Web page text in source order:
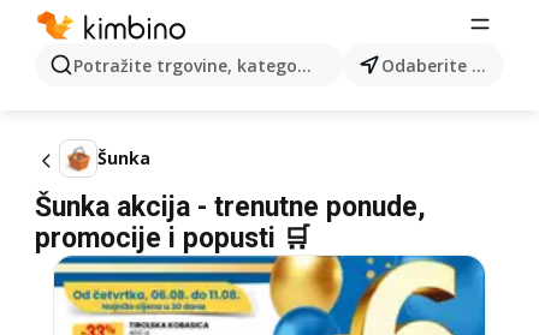
Potražite trgovine, kategorije, proizvode... Odaberite grad
Šunka
Šunka akcija - trenutne ponude,
promocije i popusti 🛒